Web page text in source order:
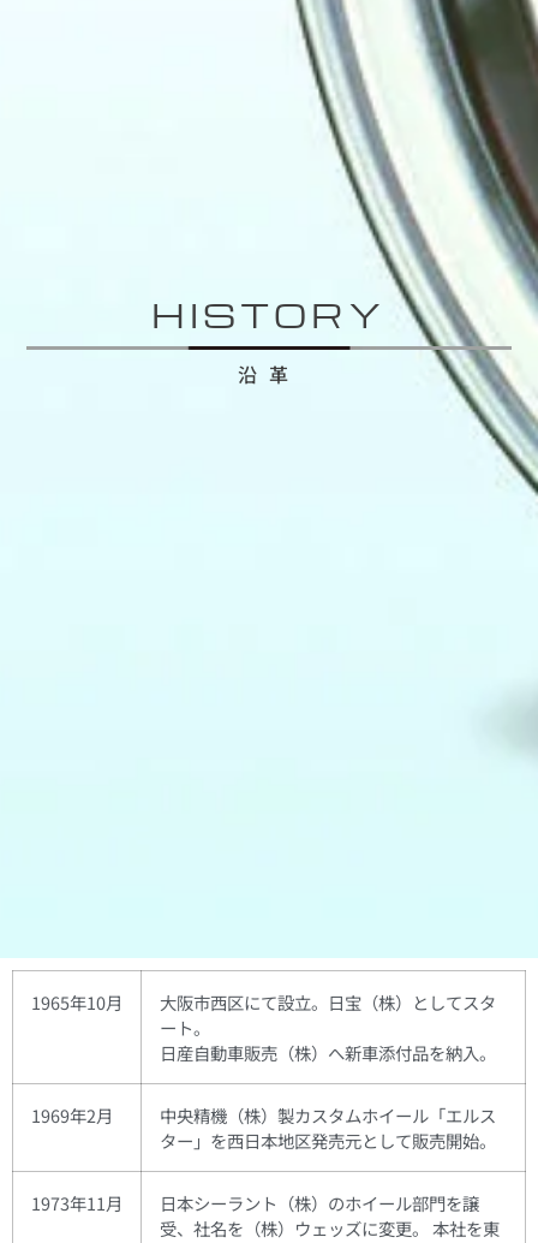
HISTORY
沿革
1965年10月
大阪市西区にて設立。日宝（株）としてスタ
ート。
日産自動車販売（株）へ新車添付品を納入。
1969年2月
中央精機（株）製カスタムホイール「エルス
ター」を西日本地区発売元として販売開始。
1973年11月
日本シーラント（株）のホイール部門を譲
受、社名を（株）ウェッズに変更。 本社を東